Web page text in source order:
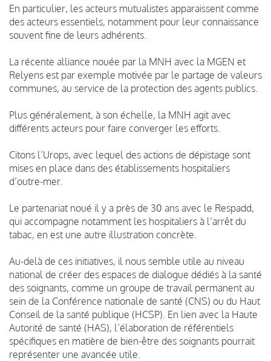
En particulier, les acteurs mutualistes apparaissent comme
des acteurs essentiels, notamment pour leur connaissance
souvent fine de leurs adhérents.
La récente alliance nouée par la MNH avec la MGEN et
Relyens est par exemple motivée par le partage de valeurs
communes, au service de la protection des agents publics.
Plus généralement, à son échelle, la MNH agit avec
différents acteurs pour faire converger les efforts.
Citons l’Urops, avec lequel des actions de dépistage sont
mises en place dans des établissements hospitaliers
d’outre-mer.
Le partenariat noué il y a près de 30 ans avec le Respadd,
qui accompagne notamment les hospitaliers à l’arrêt du
tabac, en est une autre illustration concrète.
Au-delà de ces initiatives, il nous semble utile au niveau
national de créer des espaces de dialogue dédiés à la santé
des soignants, comme un groupe de travail permanent au
sein de la Conférence nationale de santé (CNS) ou du Haut
Conseil de la santé publique (HCSP). En lien avec la Haute
Autorité de santé (HAS), l’élaboration de référentiels
spécifiques en matière de bien-être des soignants pourrait
représenter une avancée utile.